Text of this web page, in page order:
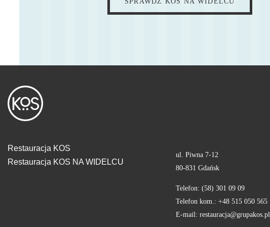
Restauracja KOS
Restauracja KOS NA WIDELCU
ul. Piwna 7-12
80-831 Gdańsk
Telefon: (58) 301 09 09
Telefon kom.: +48 515 050 565
E-mail: restauracja@grupakos.pl